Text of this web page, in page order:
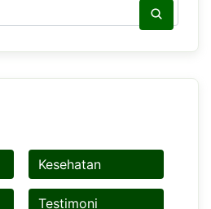
Kesehatan
Testimoni